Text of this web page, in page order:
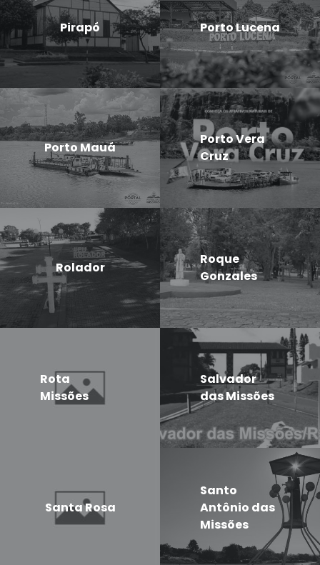
Pirapó Porto Lucena
Porto Mauá
Porto Vera
Cruz
Rolador
Roque
Gonzales
Rota
Missões
Salvador
das Missões
Santa Rosa
Santo
Antônio das
Missões